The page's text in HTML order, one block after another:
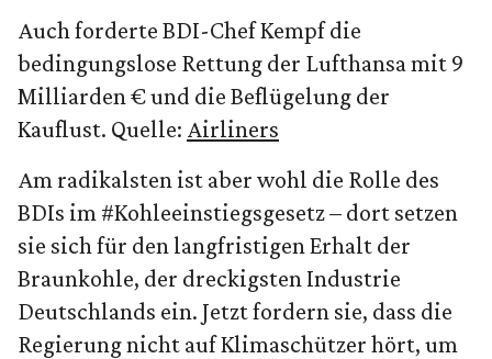
Auch forderte BDI-Chef Kempf die
bedingungslose Rettung der Lufthansa mit 9
Milliarden € und die Beflügelung der
Kauflust. Quelle: Airliners
Am radikalsten ist aber wohl die Rolle des
BDIs im #Kohleeinstiegsgesetz – dort setzen
sie sich für den langfristigen Erhalt der
Braunkohle, der dreckigsten Industrie
Deutschlands ein. Jetzt fordern sie, dass die
Regierung nicht auf Klimaschützer hört, um